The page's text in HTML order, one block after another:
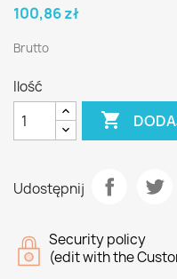
100,86 zł
Brutto
Ilość

Udostępnij
Security policy
(edit with the